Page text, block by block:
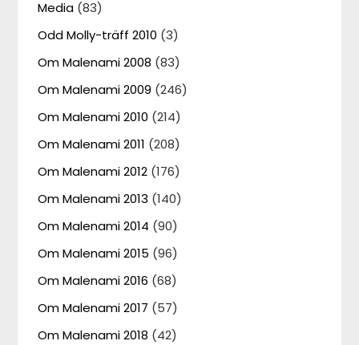
Media (83)
Odd Molly-träff 2010 (3)
Om Malenami 2008 (83)
Om Malenami 2009 (246)
Om Malenami 2010 (214)
Om Malenami 2011 (208)
Om Malenami 2012 (176)
Om Malenami 2013 (140)
Om Malenami 2014 (90)
Om Malenami 2015 (96)
Om Malenami 2016 (68)
Om Malenami 2017 (57)
Om Malenami 2018 (42)